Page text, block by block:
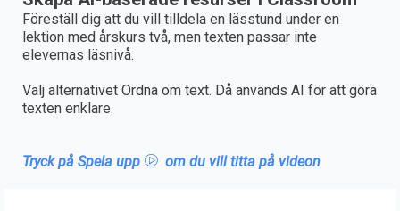
Föreställ dig att du vill tilldela en lässtund under en
lektion med årskurs två, men texten passar inte
elevernas läsnivå.
Välj alternativet Ordna om text. Då används AI för att göra
texten enklare.
Tryck på Spela upp om du vill titta på videon